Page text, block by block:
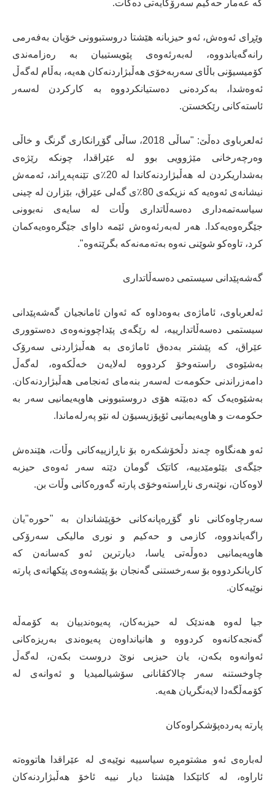
کە عەمار حەکیم سەرۆکایەتی دەکات.
وێڕای ئەوەش، ئەو حیزبانە هێشتا دروستبوونی خۆیان بەفەرمی
رانەگەیاندووە، لەبەرئەوەی پێویستییان بە رەزامەندی
کۆمیسیۆنی باڵای سەربەخۆی هەڵبژاردنەکان هەیە، بەڵام لەگەڵ
ئەوەشدا، بەکردەنی دەستیانکردووە بە کارکردن لەسەر
ئاستەکانی رێکخستن.
ئەلعرباوی دەڵێ: "ساڵی 2018، ساڵی گۆڕانکاری گرنگ و خاڵی
وەرچەرخانی مێژوویی بوو لە عێراقدا، چونکە رێژەی
بەشداریکردن لە هەڵبژاردنەکاندا لە 20٪ی تێنەپەڕاند، ئەمەش
نیشانەی ئەوەیە کە نزیکەی 80٪ی گەلی عێراق، بێزارن لە چینی
سیاسەتمەداری دەسەڵاتداری وڵات لە سایەی نەبوونی
جێگرەوەیەکدا. هەر لەبەرئەوەش ئێمە داوای جێگرەوەیەکمان
کرد، تاوەکو شوێنی نەوە بەتەمەنەکە بگرێتەوە".
گەشەپێدانی سیستمی دەسەڵاتداری
ئەلعرباوی، ئاماژەی بەوەداوە کە ئەوان ئامانجیان گەشەپێدانی
سیستمی دەسەڵاتدارییە، لە رێگەی پێداچوونەوەی دەستووری
عێراق، کە پێشتر بەدەق ئاماژەی بە هەڵبژاردنی سەرۆک
بەشێوەی راستەوخۆ کردووە لەلایەن خەڵکەوە، لەگەڵ
دامەزراندنی حکومەت لەسەر بنەمای ئەنجامی هەڵبژاردنەکان.
بەشێوەیەک کە دەبێتە هۆی دروستبوونی هاوپەیمانیی سەر بە
حکومەت و هاوپەیمانیی ئۆپۆزیسیۆن لە نێو پەرلەماندا.
ئەو هەنگاوە چەند دڵخۆشکەرە بۆ ناڕازییەکانی وڵات، هێندەش
جێگەی بێئومێدییە، کاتێک گومان دێتە سەر ئەوەی حیزبە
لاوەکان، نوێنەری ناڕاستەوخۆی پارتە گەورەکانی وڵات بن.
سەرچاوەکانی ناو گۆڕەپانەکانی خۆپێشاندان بە "حورە"یان
راگەیاندووە، کازمی و حەکیم و نوری مالیکی سەرۆکی
هاوپەیمانیی دەوڵەتی یاسا، دیارترین ئەو کەسانەن کە
کاریانکردووە بۆ سەرخستنی گەنجان بۆ پێشەوەی پێکهاتەی پارتە
نوێیەکان.
جیا لەوە هەندێک لە حیزبەکان، پەیوەندییان بە کۆمەڵە
گەنجەکانەوە کردووە و هانیانداوەن پەیوەندی بەریزەکانی
ئەوانەوە بکەن، یان حیزبی نوێ دروست بکەن، لەگەڵ
چاوخستنە سەر چالاکڤانانی سۆشیالمیدیا و ئەوانەی لە
کۆمەڵگەدا لایەنگریان هەیە.
پارتە پەردەپۆشکراوەکان
لەبارەی ئەو مشتومڕە سیاسییە نوێیەی لە عێراقدا هاتووەتە
ئاراوە، لە کاتێکدا هێشتا دیار نییە ئاخۆ هەڵبژاردنەکان